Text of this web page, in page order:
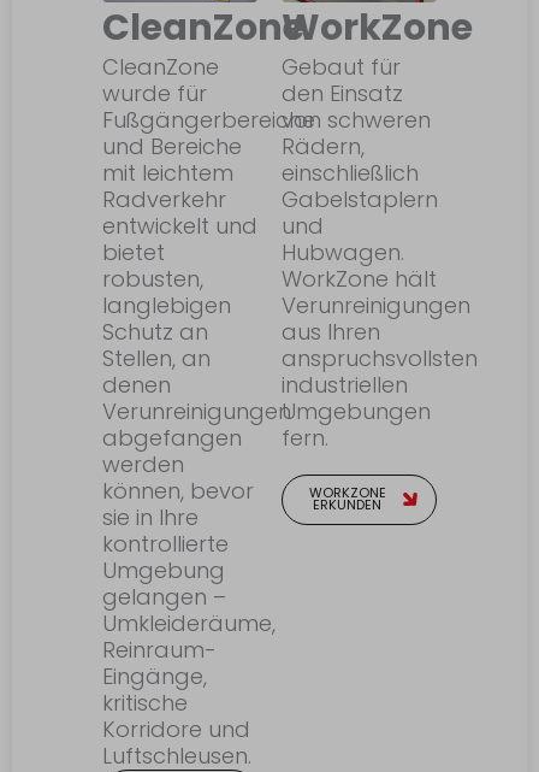
CleanZone
CleanZone
wurde für
Fußgängerbereiche
und Bereiche
mit leichtem
Radverkehr
entwickelt und
bietet
robusten,
langlebigen
Schutz an
Stellen, an
denen
Verunreinigungen
abgefangen
werden
können, bevor
sie in Ihre
kontrollierte
Umgebung
gelangen –
Umkleideräume,
Reinraum-
Eingänge,
kritische
Korridore und
Luftschleusen.
WorkZone
Gebaut für
den Einsatz
von schweren
Rädern,
einschließlich
Gabelstaplern
und
Hubwagen.
WorkZone hält
Verunreinigungen
aus Ihren
anspruchsvollsten
industriellen
Umgebungen
fern.
WORKZONE
ERKUNDEN